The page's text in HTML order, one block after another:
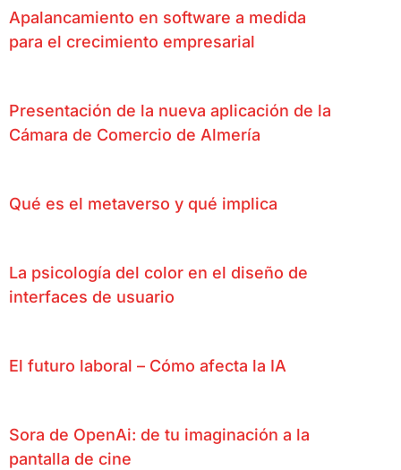
Apalancamiento en software a medida
para el crecimiento empresarial
Presentación de la nueva aplicación de la
Cámara de Comercio de Almería
Qué es el metaverso y qué implica
La psicología del color en el diseño de
interfaces de usuario
El futuro laboral – Cómo afecta la IA
Sora de OpenAi: de tu imaginación a la
pantalla de cine